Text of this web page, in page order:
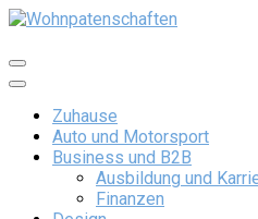
Skip
content
Wohnpatenschaften
Zuhause
Auto und Motorsport
Business und B2B
Ausbildung und
Finanzen